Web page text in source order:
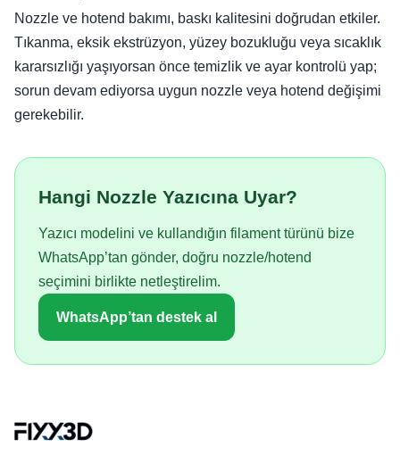
Nozzle ve hotend bakımı, baskı kalitesini doğrudan etkiler.
Tıkanma, eksik ekstrüzyon, yüzey bozukluğu veya sıcaklık
kararsızlığı yaşıyorsan önce temizlik ve ayar kontrolü yap;
sorun devam ediyorsa uygun nozzle veya hotend değişimi
gerekebilir.
Hangi Nozzle Yazıcına Uyar?
Yazıcı modelini ve kullandığın filament türünü bize
WhatsApp’tan gönder, doğru nozzle/hotend
seçimini birlikte netleştirelim.
WhatsApp’tan destek al